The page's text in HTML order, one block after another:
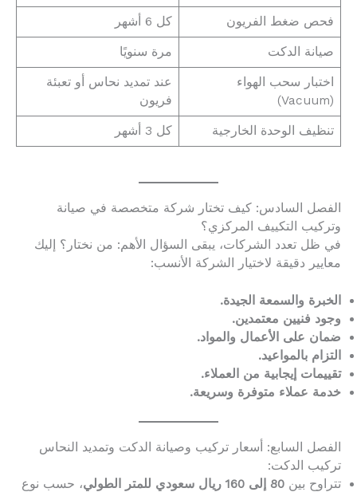
فحص ضغط الفريون كل 6 أشهر
صيانة الدكت مرة سنويًا
اختبار سحب الهواء
(Vacuum)
عند تمديد نحاس أو تعبئة
فريون
تنظيف الوحدة الخارجية كل 3 أشهر
الفصل السادس: كيف تختار شركة متخصصة في صيانة
وتركيب التكييف المركزي؟
في ظل تعدد الشركات، يبقى السؤال الأهم: من نختار؟ إليك
معايير دقيقة لاختيار الشركة الأنسب:
الخبرة والسمعة الجيدة.
وجود فنيين معتمدين.
ضمان على الأعمال والمواد.
التزام بالمواعيد.
تقييمات إيجابية من العملاء.
خدمة عملاء متوفرة وسريعة.
الفصل السابع: أسعار تركيب وصيانة الدكت وتمديد النحاس
تركيب الدكت:
تتراوح بين 80 إلى 160 ريال سعودي للمتر الطولي
، حسب نوع